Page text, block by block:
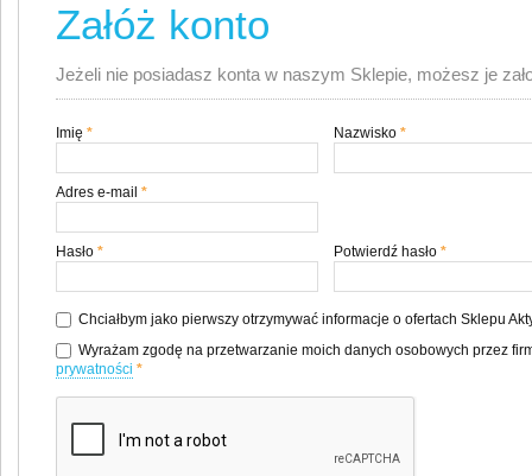
Załóż konto
Jeżeli nie posiadasz konta w naszym Sklepie, możesz je
*
Imię *
Nazwisko
*
Adres e-mail
*
Hasło *
Potwierdź hasło
Chciałbym jako pierwszy otrzymywać informacje o ofertach Sklepu
Wyrażam zgodę na przetwarzanie moich danych osobowych przez
prywatności *